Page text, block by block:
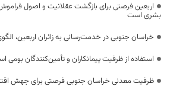
اربعین فرصتی برای بازگشت عقلانیت و اصول
بشری است
خراسان جنوبی در خدمت‌رسانی به زائران اربعین،
استفاده از ظرفیت پیمانکاران و تأمین‌کنندگان بومی
ظرفیت معدنی خراسان جنوبی فرصتی برای جهش